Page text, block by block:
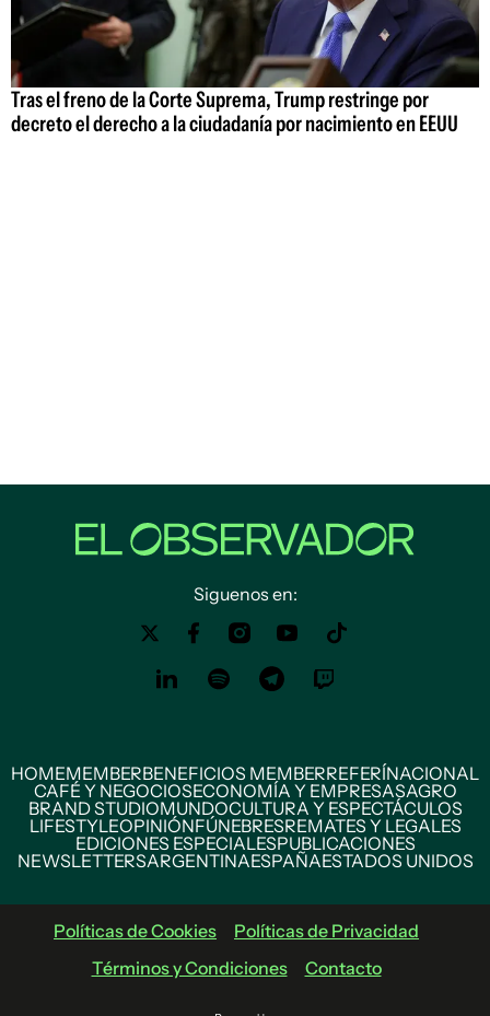
Tras el freno de la Corte Suprema, Trump restringe por
decreto el derecho a la ciudadanía por nacimiento en EEUU
Siguenos en:
HOMEMEMBERBENEFICIOS MEMBERREFERÍNACIONAL
CAFÉ Y NEGOCIOSECONOMÍA Y EMPRESASAGRO
BRAND STUDIOMUNDOCULTURA Y ESPECTÁCULOS
LIFESTYLEOPINIÓNFÚNEBRESREMATES Y LEGALES
EDICIONES ESPECIALESPUBLICACIONES
NEWSLETTERSARGENTINAESPAÑAESTADOS UNIDOS
Políticas de Cookies
Políticas de Privacidad
Términos y Condiciones
Contacto